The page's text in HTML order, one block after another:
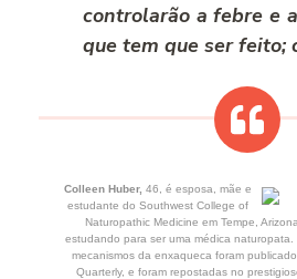
controlarão a febre e
que tem que ser feito;
Colleen Huber, 46, é esposa, mãe e
estudante do Southwest College of
Naturopathic Medicine em Tempe,
estudando para ser uma médica
mecanismos da enxaqueca foram
Quarterly, e foram repostadas no